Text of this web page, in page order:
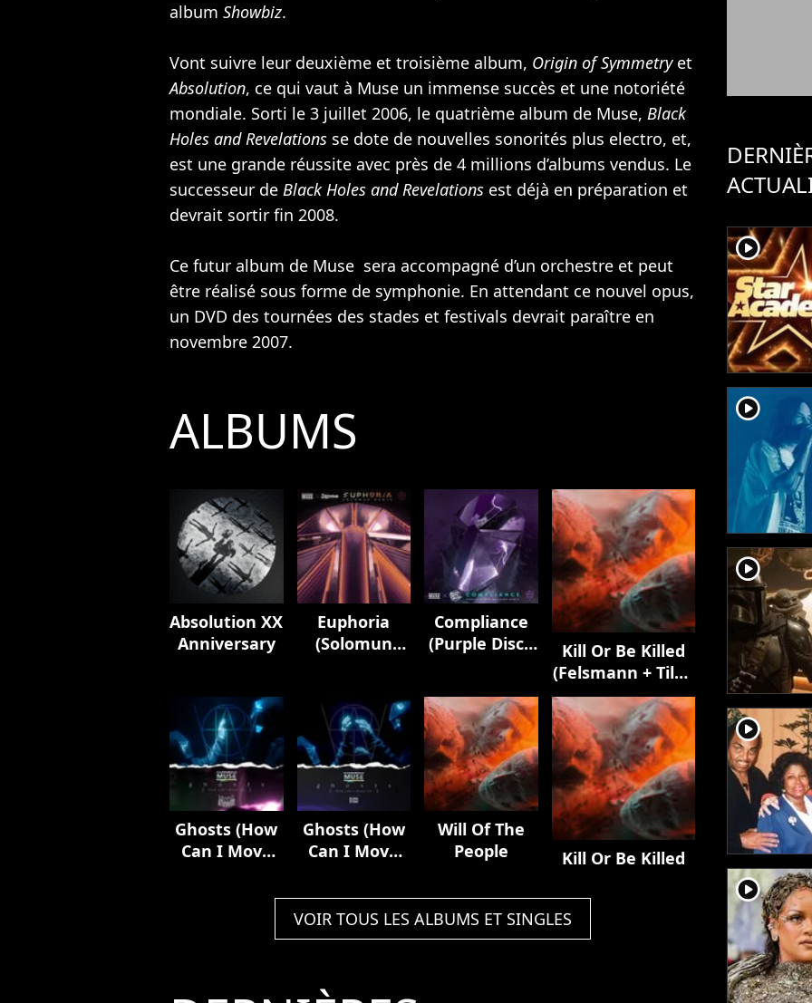
album Showbiz.
Vont suivre leur deuxième et troisième album, Origin of Symmetryet
Absolution, ce qui vaut à Muse un immense succès et une notoriété
mondiale. Sorti le 3 juillet 2006, le quatrième album de Muse, Black
Holes and Revelations se dote de nouvelles sonorités plus electro, et,
est une grande réussite avec près de 4 millions d’albums vendus. Le
successeur de Black Holes and Revelations est déjà en préparation et
devrait sortir fin 2008.
Ce futur album de Muse sera accompagné d’un orchestre et peut
être réalisé sous forme de symphonie. En attendant ce nouvel opus,
un DVD des tournées des stades et festivals devrait paraître en
novembre 2007.
ALBUMS
Absolution XX
Anniversary
Euphoria
(Solomun
Compliance
(Purple Disco
Kill Or Be Killed
(Felsmann + Tiley
Reinterpretation)
Ghosts (How
Can I Move
Ghosts (How
Can I Move
Elisa]
Will Of The
People
Kill Or Be Killed
VOIR TOUS LES ALBUMS ET SINGLES
player2
player2
player2
player2
player2